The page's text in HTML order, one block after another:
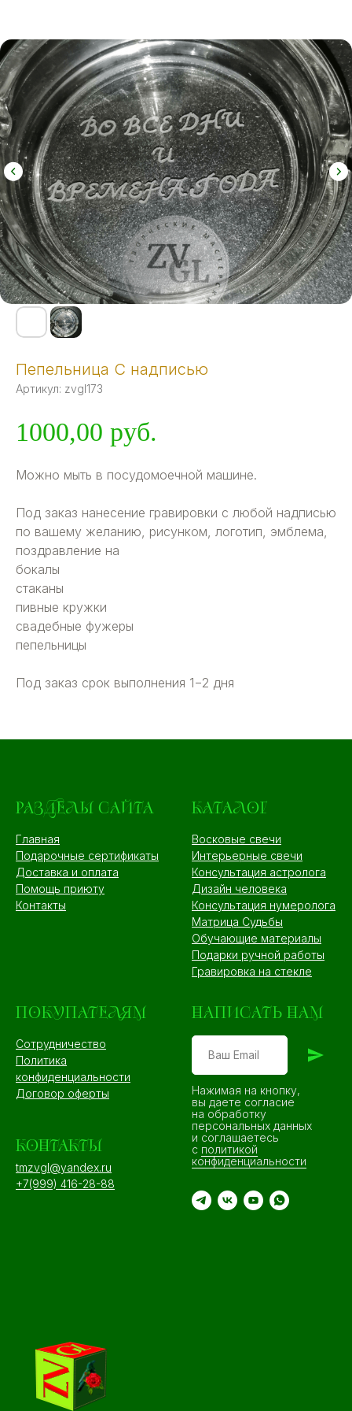
Пепельница С надписью
Артикул: zvgl173
1000,00 руб.
Можно мыть в посудомоечной машине.
Под заказ нанесение гравировки с любой надписью
по вашему желанию, рисунком, логотип, эмблема,
поздравление на
бокалы
стаканы
пивные кружки
свадебные фужеры
пепельницы
Под заказ срок выполнения 1−2 дня
РАЗДЕЛЫ САЙТА
Главная
Подарочные сертификаты
Доставка и оплата
Помощь приюту
Контакты
КАТАЛОГ
Восковые свечи
Интерьерные свечи
Консультация астролога
Дизайн человека
Консультация нумеролога
Матрица Судьбы
Обучающие материалы
Подарки ручной работы
Гравировка на стекле
ПОКУПАТЕЛЯМ
Сотрудничество
Политика
конфиденциальности
Договор оферты
КОНТАКТЫ
tmzvgl@yandex.ru
+7(999) 416-28-88
НАПИСАТЬ НАМ
Нажимая на кнопку,
вы даете согласие
на обработку
персональных данных
и соглашаетесь
c политикой
конфиденциальности